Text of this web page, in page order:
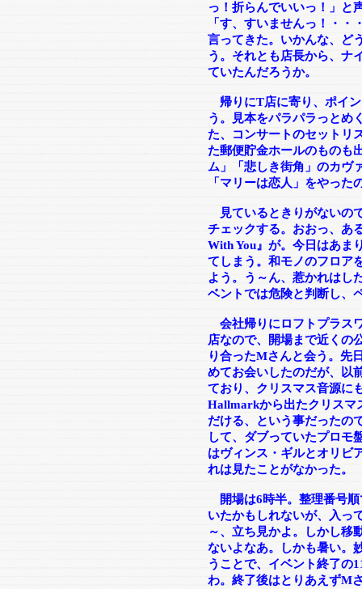
っ！折らんでいいっ！」と
「す、すいませんっ！・
言ってきた。いかんな、ど
う。それとも店長から、ナ
ていたんだろうか。
帰りにT店に寄り、ポイ
う。見本をパラパラっとめ
た、コンサートのセットリ
た郵便貯金ホールのものも
ム」「悲しき街角」のカヴ
「マリーは恋人」をやった
見ているときりがないの
チェックする。おおっ、あ
With You』が。今日はあま
てしまう。和モノのフロア
よう。う～ん、惹かれはし
ベントでは危険と判断し、
会社帰りにロフトプラス
店なので、開場まで近くの
り合ったMさんと会う。先
めてお会いしたのだが、以
ており、クリスマス音源に
Hallmarkから出たクリスマ
だける、という事だったの
して、ダブっていたプロモ
はヴィンス・ギルとオリビ
れは見たことがなかった。
開場は6時半。整理番号順
いたかもしれないが、入っ
～、立ち見かよ。しかし移
ないよなあ。しかも暑い。
うことで、イベント終了の
わ。終了後はとりあえずM